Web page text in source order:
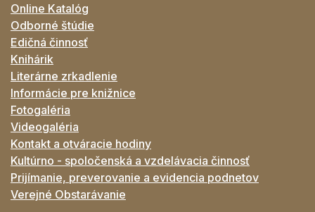
Online Katalóg
Odborné štúdie
Edičná činnosť
Knihárik
Literárne zrkadlenie
Informácie pre knižnice
Fotogaléria
Videogaléria
Kontakt a otváracie hodiny
Kultúrno - spoločenská a vzdelávacia činnosť
Prijímanie, preverovanie a evidencia podnetov
Verejné Obstarávanie